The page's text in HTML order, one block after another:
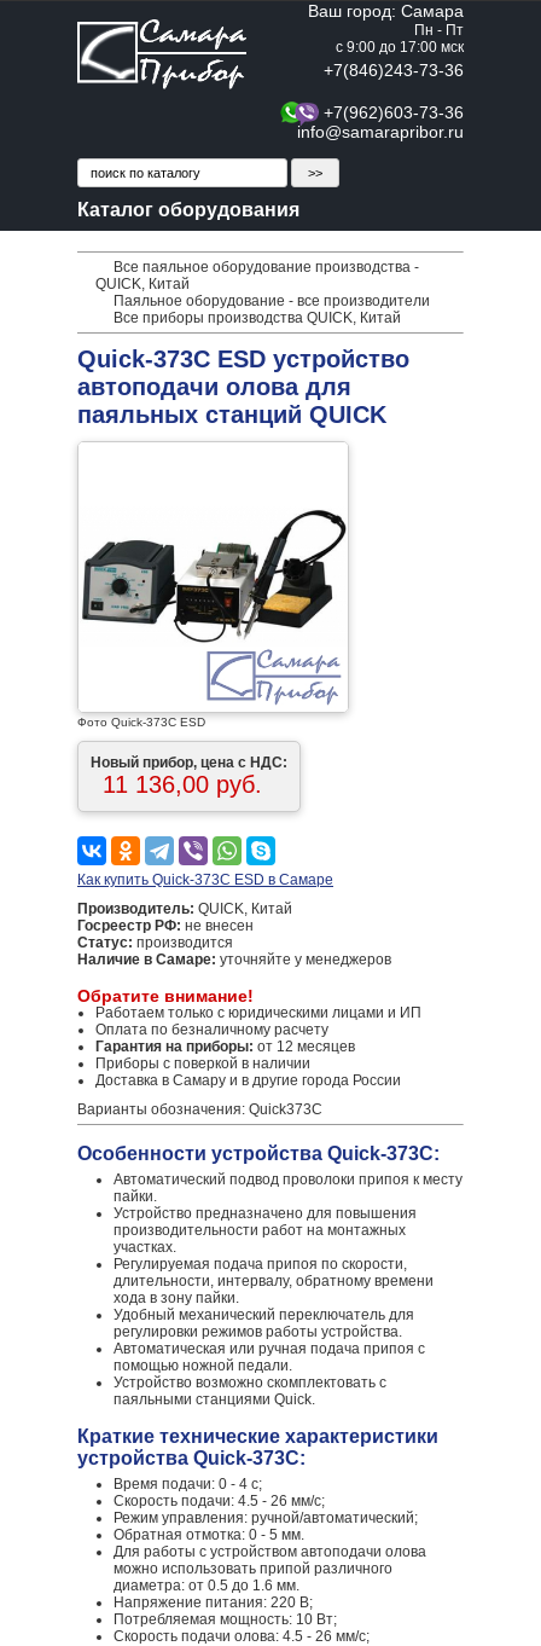
Ваш город: Самара
Пн - Пт
с 9:00 до 17:00 мск
+7(846)243-73-36
+7(962)603-73-36
info@samarapribor.ru
Каталог оборудования
Все паяльное оборудование производства -
QUICK, Китай
Паяльное оборудование - все производители
Все приборы производства QUICK, Китай
Quick-373C ESD устройство
автоподачи олова для
паяльных станций QUICK
Фото Quick-373C ESD
Новый прибор, цена с НДС:
11 136,00 руб.
Как купить Quick-373C ESD в Самаре
Производитель: QUICK, Китай
Госреестр РФ: не внесен
Статус: производится
Наличие в Самаре: уточняйте у менеджеров
Обратите внимание!
Работаем только с юридическими лицами и ИП
Оплата по безналичному расчету
Гарантия на приборы: от 12 месяцев
Приборы с поверкой в наличии
Доставка в Самару и в другие города России
Варианты обозначения: Quick373C
Особенности устройства Quick-373C:
Автоматический подвод проволоки припоя к месту
пайки.
Устройство предназначено для повышения
производительности работ на монтажных
участках.
Регулируемая подача припоя по скорости,
длительности, интервалу, обратному времени
хода в зону пайки.
Удобный механический переключатель для
регулировки режимов работы устройства.
Автоматическая или ручная подача припоя с
помощью ножной педали.
Устройство возможно скомплектовать с
паяльными станциями Quick.
Краткие технические характеристики
устройства Quick-373C:
Время подачи: 0 - 4 с;
Скорость подачи: 4.5 - 26 мм/с;
Режим управления: ручной/автоматический;
Обратная отмотка: 0 - 5 мм.
Для работы с устройством автоподачи олова
можно использовать припой различного
диаметра: от 0.5 до 1.6 мм.
Напряжение питания: 220 В;
Потребляемая мощность: 10 Вт;
Скорость подачи олова: 4.5 - 26 мм/с;